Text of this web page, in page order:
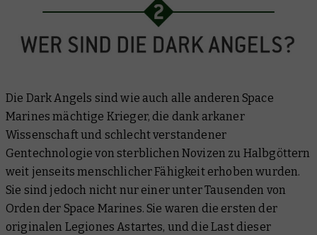
Die Dark Angels sind wie auch alle anderen Space
Marines mächtige Krieger, die dank arkaner
Wissenschaft und schlecht verstandener
Gentechnologie von sterblichen Novizen zu Halbgöttern
weit jenseits menschlicher Fähigkeit erhoben wurden.
Sie sind jedoch nicht nur einer unter Tausenden von
Orden der Space Marines. Sie waren die ersten der
originalen Legiones Astartes, und die Last dieser